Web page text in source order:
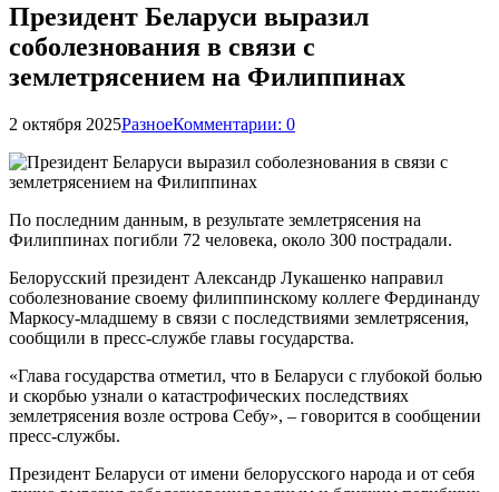
Президент Беларуси выразил
соболезнования в связи с
землетрясением на Филиппинах
2 октября 2025РазноеКомментарии: 0
По последним данным, в результате землетрясения на
Филиппинах погибли 72 человека, около 300 пострадали.
Белорусский президент Александр Лукашенко направил
соболезнование своему филиппинскому коллеге Фердинанду
Маркосу-младшему в связи с последствиями землетрясения,
сообщили в пресс-службе главы государства.
«Глава государства отметил, что в Беларуси с глубокой болью
и скорбью узнали о катастрофических последствиях
землетрясения возле острова Себу», – говорится в сообщении
пресс-службы.
Президент Беларуси от имени белорусского народа и от себя